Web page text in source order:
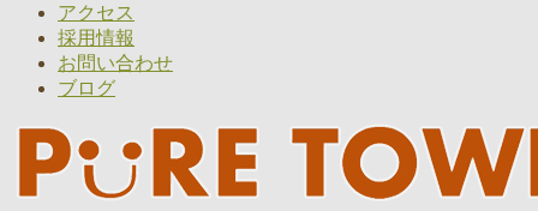
アクセス
採用情報
お問い合わせ
ブログ